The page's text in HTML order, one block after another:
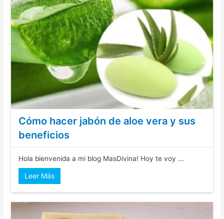
Cómo hacer jabón de aloe vera y sus
beneficios
Hola bienvenida a mi blog MasDivina! Hoy te voy ...
Leer Más